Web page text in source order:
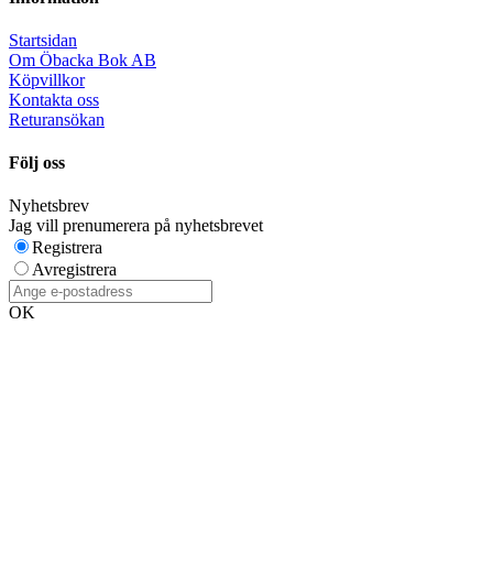
Startsidan
Om Öbacka Bok AB
Köpvillkor
Kontakta oss
Returansökan
Följ oss
Nyhetsbrev
Jag vill prenumerera på nyhetsbrevet
Registrera
Avregistrera
OK